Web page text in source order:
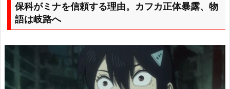
保科がミナを信頼する理由。カフカ正体暴露、物
語は岐路へ